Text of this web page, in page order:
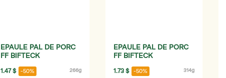
EPAULE PAL DE PORC
FF BIFTECK
1.47 $ -50% 266g
EPAULE PAL DE PORC
FF BIFTECK
1.73 $ -50% 314g